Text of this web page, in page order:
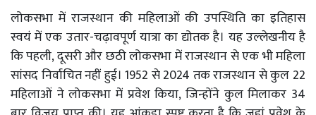
लोकसभा में राजस्थान की महिलाओं की उपस्थिति का इतिहास
स्वयं में एक उतार-चढ़ावपूर्ण यात्रा का द्योतक है। यह उल्लेखनीय है
कि पहली, दूसरी और छठी लोकसभा में राजस्थान से एक भी महिला
सांसद निर्वाचित नहीं हुई। 1952 से 2024 तक राजस्थान से कुल 22
महिलाओं ने लोकसभा में प्रवेश किया, जिन्होंने कुल मिलाकर 34